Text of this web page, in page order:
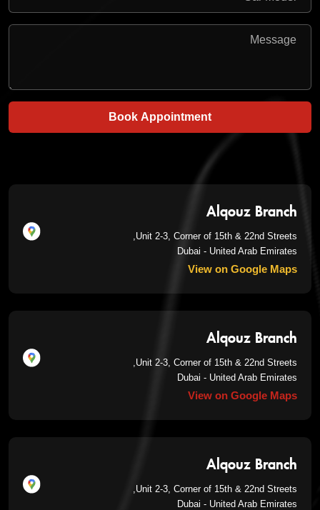
Book Appointment
Alqouz Branch
Unit 2-3, Corner of 15th & 22nd Streets,
Dubai - United Arab Emirates
View on Google Maps
Alqouz Branch
Unit 2-3, Corner of 15th & 22nd Streets,
Dubai - United Arab Emirates
View on Google Maps
Alqouz Branch
Unit 2-3, Corner of 15th & 22nd Streets,
Dubai - United Arab Emirates